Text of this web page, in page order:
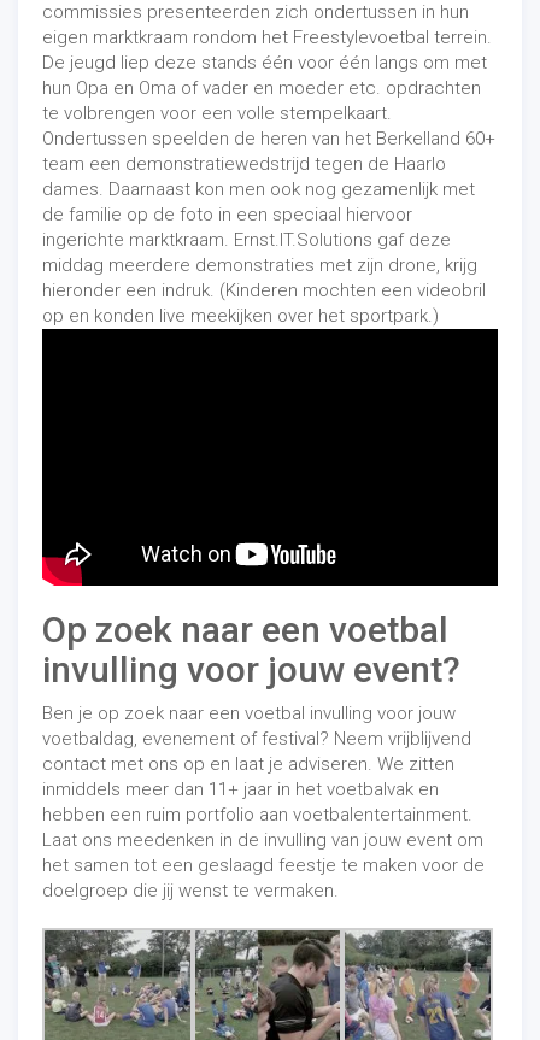
commissies presenteerden zich ondertussen in hun
eigen marktkraam rondom het Freestylevoetbal terrein.
De jeugd liep deze stands één voor één langs om met
hun Opa en Oma of vader en moeder etc. opdrachten
te volbrengen voor een volle stempelkaart.
Ondertussen speelden de heren van het Berkelland 60+
team een demonstratiewedstrijd tegen de Haarlo
dames. Daarnaast kon men ook nog gezamenlijk met
de familie op de foto in een speciaal hiervoor
ingerichte marktkraam. Ernst.IT.Solutions gaf deze
middag meerdere demonstraties met zijn drone, krijg
hieronder een indruk. (Kinderen mochten een videobril
op en konden live meekijken over het sportpark.)
Op zoek naar een voetbal
invulling voor jouw event?
Ben je op zoek naar een voetbal invulling voor jouw
voetbaldag, evenement of festival? Neem vrijblijvend
contact met ons op en laat je adviseren. We zitten
inmiddels meer dan 11+ jaar in het voetbalvak en
hebben een ruim portfolio aan voetbalentertainment.
Laat ons meedenken in de invulling van jouw event om
het samen tot een geslaagd feestje te maken voor de
doelgroep die jij wenst te vermaken.